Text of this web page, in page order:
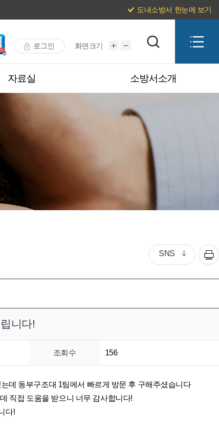
도내소방서 한눈에 보기
로그인 화면크기
자료실 소방서소개
SNS
니다!
조회수 156
데 동부구조대 1팀에서 빠르게 방문 후 구해주셨습니다
직접 도움을 받으니 너무 감사합니다!
다!